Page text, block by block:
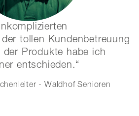
tollen Kundenbetreuung
Produkte habe ich
entschieden.
- Waldhof Senioren